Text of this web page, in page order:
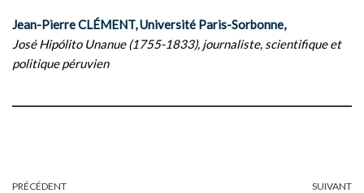
Jean-Pierre CLÉMENT, Université Paris-Sorbonne,
José Hipólito Unanue (1755-1833), journaliste, scientifique et
politique péruvien
PRÉCÉDENT SUIVANT